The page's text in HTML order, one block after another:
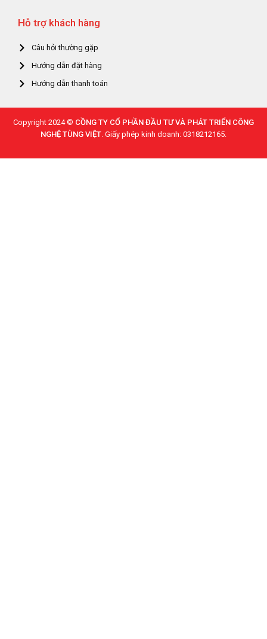
Hỗ trợ khách hàng
Câu hỏi thường gặp
Hướng dẫn đặt hàng
Hướng dẫn thanh toán
Copyright 2024 © CỒNG TY CỔ PHẦN ĐẦU TƯ VÀ PHÁT TRIỂN CÔNG
NGHỆ TÙNG VIỆT. Giấy phép kinh doanh: 0318212165.